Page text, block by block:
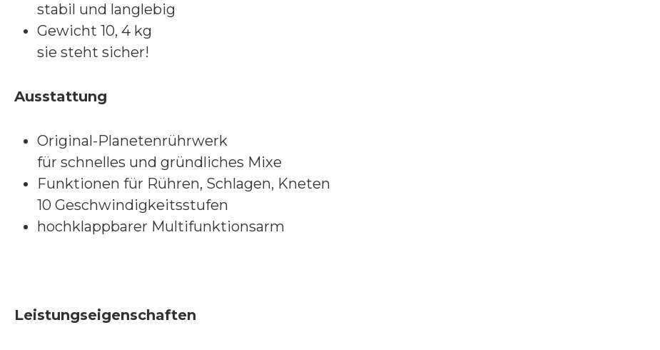
stabil und langlebig
Gewicht 10, 4 kg
sie steht sicher!
Ausstattung
Original-Planetenrührwerk
für schnelles und gründliches Mixe
Funktionen für Rühren, Schlagen, Kneten
10 Geschwindigkeitsstufen
hochklappbarer Multifunktionsarm
Leistungseigenschaften